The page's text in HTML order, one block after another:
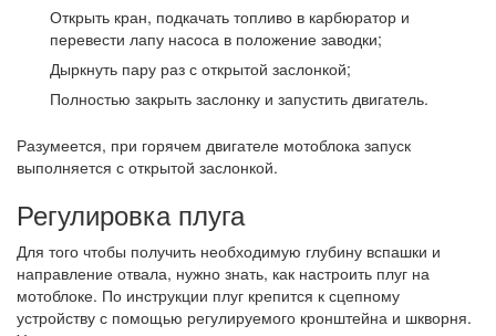
Открыть кран, подкачать топливо в карбюратор и
перевести лапу насоса в положение заводки;
Дыркнуть пару раз с открытой заслонкой;
Полностью закрыть заслонку и запустить двигатель.
Разумеется, при горячем двигателе мотоблока запуск
выполняется с открытой заслонкой.
Регулировка плуга
Для того чтобы получить необходимую глубину вспашки и
направление отвала, нужно знать, как настроить плуг на
мотоблоке. По инструкции плуг крепится к сцепному
устройству с помощью регулируемого кронштейна и шкворня.